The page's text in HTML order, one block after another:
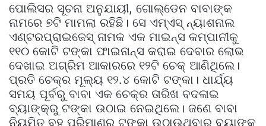
ପୋଲିସର ସୂଚନା ଅନୁଯାୟୀ, ଗୋଲ୍ଡେନ ବାବାଙ୍କ
ନାମରେ ୭ଟି ମାମଲା ରହିଛି। ସେ ଏମ୍‌ଏସ୍‌ ନ୍ୟାଶନାଲ
ଏଣ୍ଟରପ୍ରାଇଜେସ୍‌ ନାମକ ଏକ ମାଇନ୍ସ କମ୍ପାନୀକୁ
୧୧୦ କୋଟି ଟଙ୍କା ଫାଇନାନ୍ସ କରାଇ ଦେବାର ଲୋଭ
ଦେଖାଇ ଅଗ୍ରିମ ଆକାରରେ ୧୨ଟି ଚେକ୍‌ ଆଣିଥିଲେ।
ପ୍ରତି ଚେକ୍‌ର ମୂଲ୍ୟ ୧୨.୪ କୋଟି ଟଙ୍କା। ଧାର୍ଯ୍ୟ
ସମୟ ପୂର୍ବରୁ ବାବା ଏକ ଚେକ୍‌ର ତାରିଖ ବଦଳାଇ
ବ୍ୟାଙ୍କ୍‌ରୁ ଟଙ୍କା ଉଠାଇ ନେଇଥିଲେ। ଜଣେ ବାବା
ନିୟମିତ ବହୁ ପରିମାଣର ଟଙ୍କା ଉଠାଉଥିବାରୁ ବ୍ୟାଙ୍କ୍‌